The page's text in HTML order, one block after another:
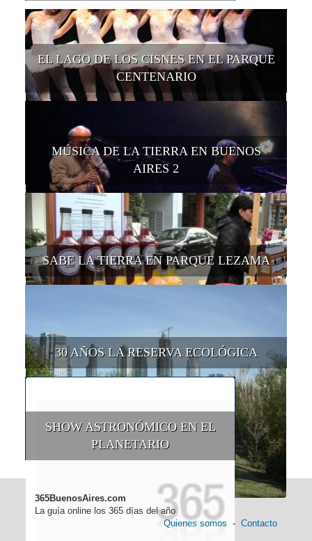
EL LAGO DE LOS CISNES EN EL PARQUE
CENTENARIO
MÚSICA DE LA TIERRA EN BUENOS
AIRES 2
SABE LA TIERRA EN PARQUE LEZAMA
30 AÑOS LA RESERVA ECOLÓGICA
SHOW ASTRONÓMICO EN EL
PLANETARIO
365BuenosAires.com
La guía online los 365 días del año
Quienes somos - Contacto